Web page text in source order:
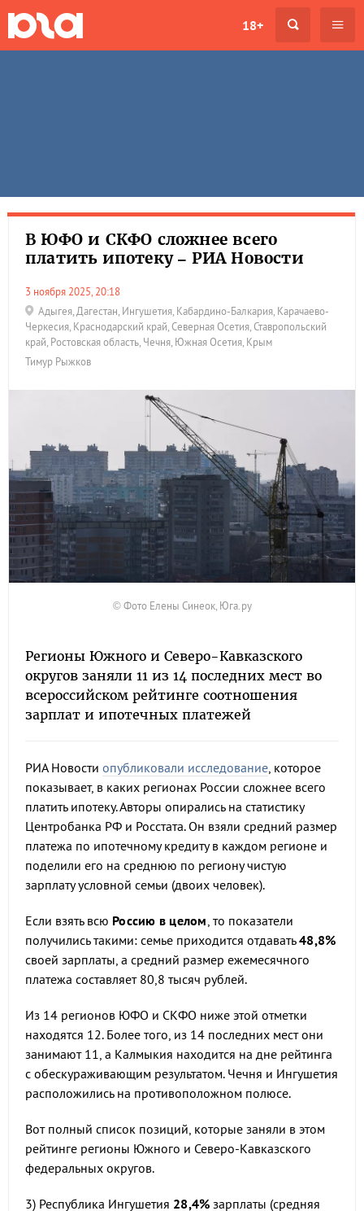
18+
В ЮФО и СКФО сложнее всего
платить ипотеку – РИА Новости
3 ноября 2025, 20:18
Адыгея,Дагестан, Ингушетия, Кабардино-Балкария, Карачаево-
Черкесия, Краснодарский край,Северная Осетия,Ставропольский
край, Ростовская область, Чечня, Южная Осетия, Крым
Тимур Рыжков
© Фото Елены Синеок, Юга.ру
Регионы Южного и Северо-Кавказского
округов заняли 11 из 14 последних мест во
всероссийском рейтинге соотношения
зарплат и ипотечных платежей
РИА Новости опубликовали исследование, которое
показывает, в каких регионах России сложнее всего
платить ипотеку. Авторы опирались на статистику
Центробанка РФ и Росстата. Он взяли средний размер
платежа по ипотечному кредиту в каждом регионе и
поделили его на среднюю по региону чистую
зарплату условной семьи (двоих человек).
Если взять всю Россию в целом, то показатели
получились такими: семье приходится отдавать48,8%
своей зарплаты, а средний размер ежемесячного
платежа составляет 80,8 тысяч рублей.
Из 14 регионов ЮФО и СКФО ниже этой отметки
находятся 12. Более того, из 14 последних мест они
занимают 11, а Калмыкия находится на дне рейтинга
с обескураживающим результатом. Чечня и Ингушетия
расположились на противоположном полюсе.
Вот полный список позиций, которые заняли в этом
рейтинге регионы Южного и Северо-Кавказского
федеральных округов.
3) Республика Ингушетия 28,4% зарплаты (средняя